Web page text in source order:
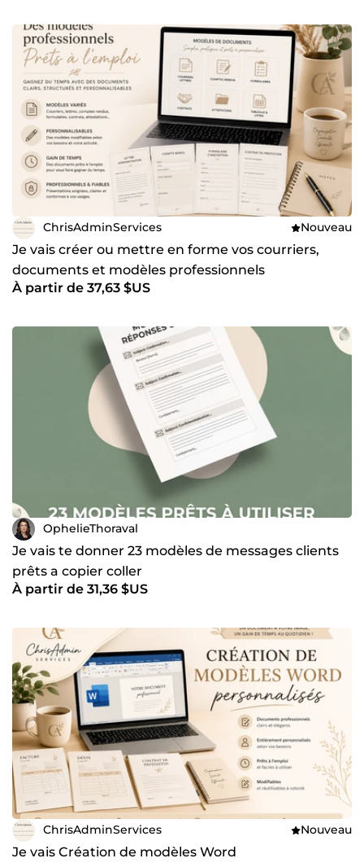
ChrisAdminServices Nouveau
Je vais créer ou mettre en forme vos courriers,
documents et modèles professionnels
À partir de 37,63 $US
OphelieThoraval
Je vais te donner 23 modèles de messages clients
prêts a copier coller
À partir de 31,36 $US
ChrisAdminServices Nouveau
Je vais Création de modèles Word